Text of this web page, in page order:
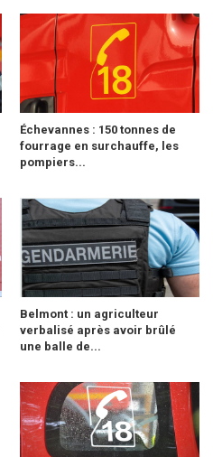
Échevannes : 150 tonnes de
fourrage en surchauffe, les
pompiers...
Belmont : un agriculteur
verbalisé après avoir brûlé
une balle de...